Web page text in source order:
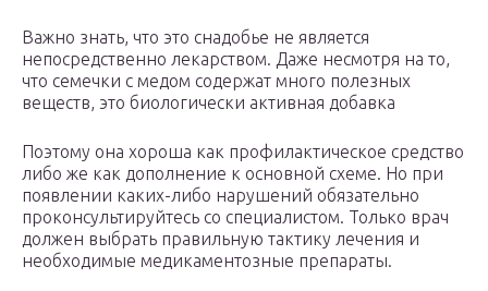
Важно знать, что это снадобье не является
непосредственно лекарством. Даже несмотря на то,
что семечки с медом содержат много полезных
веществ, это биологически активная добавка
Поэтому она хороша как профилактическое средство
либо же как дополнение к основной схеме. Но при
появлении каких-либо нарушений обязательно
проконсультируйтесь со специалистом. Только врач
должен выбрать правильную тактику лечения и
необходимые медикаментозные препараты.